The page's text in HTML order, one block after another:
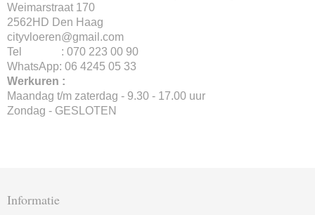
Weimarstraat 170
2562HD Den Haag
cityvloeren@gmail.com
Tel : 070 223 00 90
WhatsApp: 06 4245 05 33
Werkuren :
Maandag t/m zaterdag - 9.30 - 17.00 uur
Zondag - GESLOTEN
Informatie